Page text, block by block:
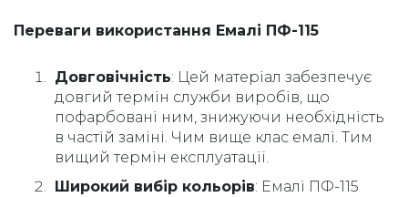
Переваги використання Емалі ПФ-115
Довговічність: Цей матеріал забезпечує
довгий термін служби виробів, що
пофарбовані ним, знижуючи необхідність
в частій заміні. Чим вище клас емалі. Тим
вищий термін експлуатації.
Широкий вибір кольорів: Емалі ПФ-115